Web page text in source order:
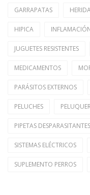
GARRAPATAS
HIPICA
JUGUETES RESISTENTES
MEDICAMENTOS
PARÁSITOS EXTERNOS
PELUCHES
PIPETAS DESPARASITANTES
SISTEMAS ELÉCTRICOS
SUPLEMENTO PERROS